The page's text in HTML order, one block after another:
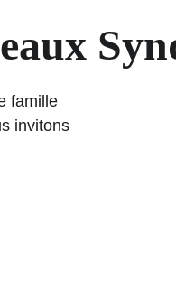
famille
invitons